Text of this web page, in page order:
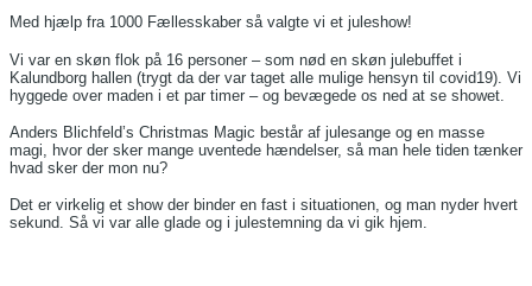
Med hjælp fra 1000 Fællesskaber så valgte vi et juleshow!
Vi var en skøn flok på 16 personer – som nød en skøn julebuffet i
Kalundborg hallen (trygt da der var taget alle mulige hensyn til covid19). Vi
hyggede over maden i et par timer – og bevægede os ned at se showet.
Anders Blichfeld’s Christmas Magic består af julesange og en masse
magi, hvor der sker mange uventede hændelser, så man hele tiden tænker
hvad sker der mon nu?
Det er virkelig et show der binder en fast i situationen, og man nyder hvert
sekund. Så vi var alle glade og i julestemning da vi gik hjem.